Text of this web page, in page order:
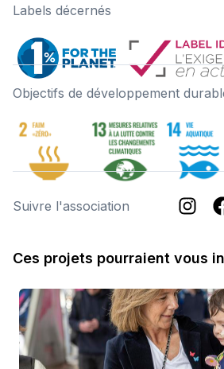
Labels décernés
Objectifs de développement
Suivre l'association
Ces projets pourraient vous